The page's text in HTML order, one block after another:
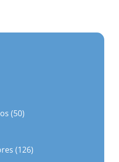
(50)
(126)